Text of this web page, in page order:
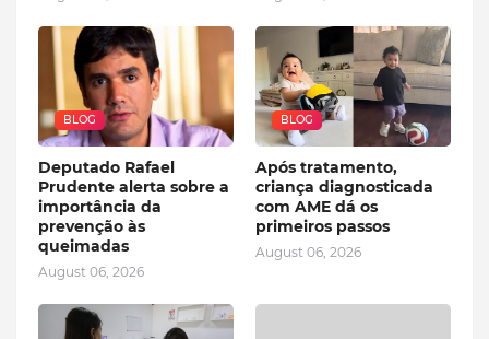
BLOG
Deputado Rafael
Prudente alerta sobre a
importância da
prevenção às
queimadas
August 06, 2026
BLOG
Após tratamento,
criança diagnosticada
com AME dá os
primeiros passos
August 06, 2026